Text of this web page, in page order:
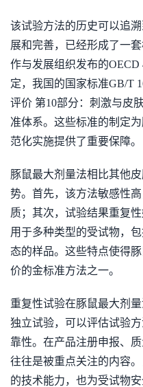
该试验方法的历史可以追
展和完善，已经形成了一
作与发展组织发布的
定，我国的国家标准GB/T
评价 第10部分：刺激与皮
准体系。这些标准的制定
范化实施提供了重要保障。
豚鼠最大剂量法相比其他
势。首先，该方法敏感性
质；其次，试验结果重复
用于多种类型的受试物，
态的样品。这些特点使得
价的金标准方法之一。
重复性试验在豚鼠最大剂
独立试验，可以评估试验
靠性。在产品注册申报、
往往是被重点关注的内容
的技术能力，也为受试物